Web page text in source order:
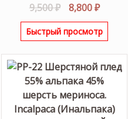
9,500₽
цена
составляла
8,800₽
цена:
8,800
Быстрый просмотр